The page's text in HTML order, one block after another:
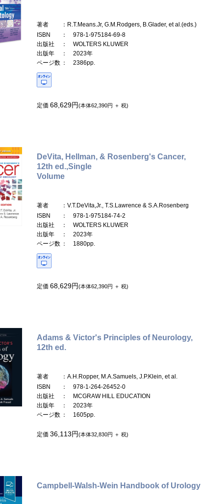
著者
：R.T.Means.Jr, G.M.Rodgers, B.Glader, et al.(eds.)
ISBN
： 978-1-975184-69-8
出版社
： WOLTERS KLUWER
出版年
： 2023年
ページ数 ： 2386pp.
定価 68,629円(本体62,390円 ＋ 税)
DeVita, Hellman, & Rosenberg's Cancer,
12th ed.,Single
Volume
著者
：V.T.DeVita,Jr., T.S.Lawrence & S.A.Rosenberg
ISBN
： 978-1-975184-74-2
出版社
： WOLTERS KLUWER
出版年
： 2023年
ページ数 ： 1880pp.
定価 68,629円(本体62,390円 ＋ 税)
Adams & Victor's Principles of Neurology,
12th ed.
著者
：A.H.Ropper, M.A.Samuels, J.P.Klein, et al.
ISBN
： 978-1-264-26452-0
出版社
： MCGRAW HILL EDUCATION
出版年
： 2023年
ページ数 ： 1605pp.
定価 36,113円(本体32,830円 ＋ 税)
Campbell-Walsh-Wein Handbook of Urology